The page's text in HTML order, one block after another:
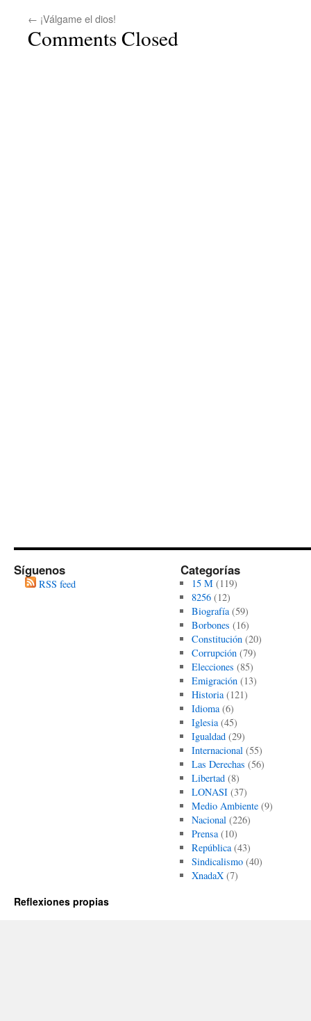
← ¡Válgame el dios!
Comments Closed
Síguenos
RSS feed
Categorías
15 M(119)
8256(12)
Biografía(59)
Borbones (16)
Constitución(20)
Corrupción(79)
Elecciones (85)
Emigración(13)
Historia(121)
Idioma(6)
Iglesia(45)
Igualdad(29)
Internacional(55)
Las Derechas (56)
Libertad(8)
LONASI(37)
Medio Ambiente(9)
Nacional(226)
Prensa(10)
República(43)
Sindicalismo(40)
XnadaX(7)
Reflexiones propias